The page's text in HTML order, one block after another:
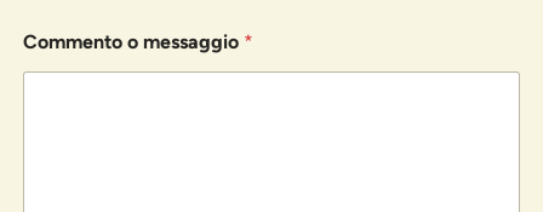
Commento o messaggio *